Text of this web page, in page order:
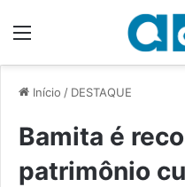
Início / DESTAQUE
Bamita é
patrimônio